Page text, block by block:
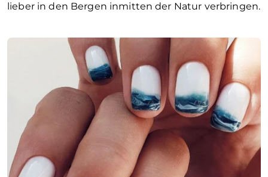
lieber in den Bergen inmitten der Natur verbringen.